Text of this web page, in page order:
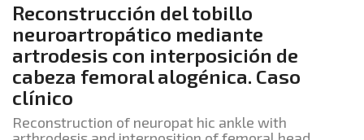
Reconstrucción del tobillo
neuroartropático mediante
artrodesis con interposición de
cabeza femoral alogénica. Caso
clínico
Reconstruction of neuropat hic ankle with